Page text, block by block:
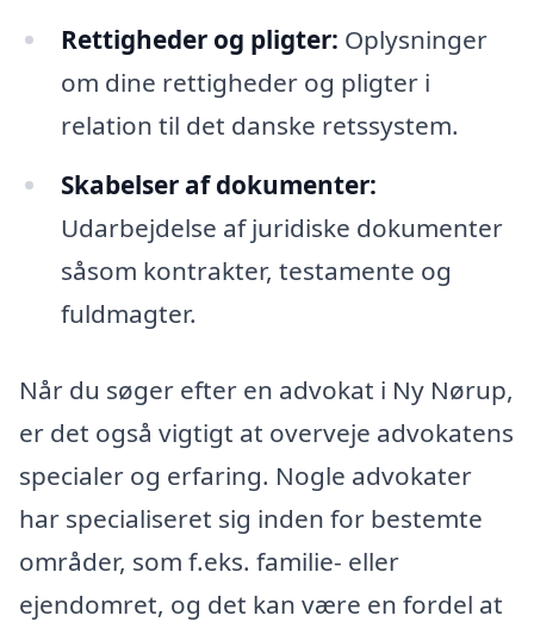
Rettigheder og pligter: Oplysninger
om dine rettigheder og pligter i
relation til det danske retssystem.
Skabelser af dokumenter:
Udarbejdelse af juridiske dokumenter
såsom kontrakter, testamente og
fuldmagter.
Når du søger efter en advokat i Ny Nørup,
er det også vigtigt at overveje advokatens
specialer og erfaring. Nogle advokater
har specialiseret sig inden for bestemte
områder, som f.eks. familie- eller
ejendomret, og det kan være en fordel at